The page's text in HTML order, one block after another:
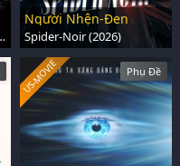
(1985)
Người Nhện-Đen
Spider-Noir (2026)
Phụ Đề
US-MOVIE